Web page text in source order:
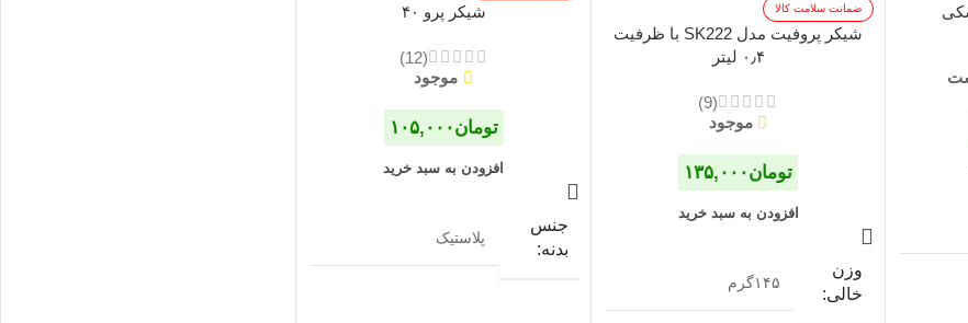
ضمانت سلامت کالا
شیکر پروفیت مدل SK222 با ظرفیت
۰٫۴ لیتر
(9)
موجود
تومان۱۳۵,۰۰۰
افزودن به سبد خرید
وزن
خالی
۱۴۵گرم
شیکر پرو ۴۰
(12)
موجود
تومان۱۰۵,۰۰۰
افزودن به سبد خرید
جنس
بدنه
پلاستیک